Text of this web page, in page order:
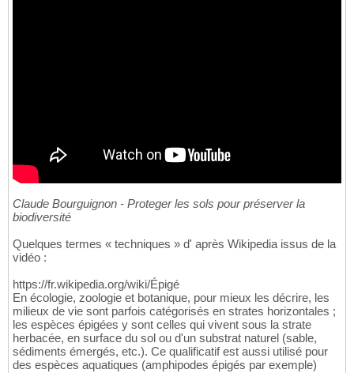
Claude Bourguignon - Proteger les sols pour préserver la
biodiversité
Quelques termes « techniques » d' après Wikipedia issus de la
vidéo :
https://fr.wikipedia.org/wiki/Épigé
En écologie, zoologie et botanique, pour mieux les décrire, les
milieux de vie sont parfois catégorisés en strates horizontales ;
les espèces épigées y sont celles qui vivent sous la strate
herbacée, en surface du sol ou d'un substrat naturel (sable,
sédiments émergés, etc.). Ce qualificatif est aussi utilisé pour
des espèces aquatiques (amphipodes épigés par exemple)